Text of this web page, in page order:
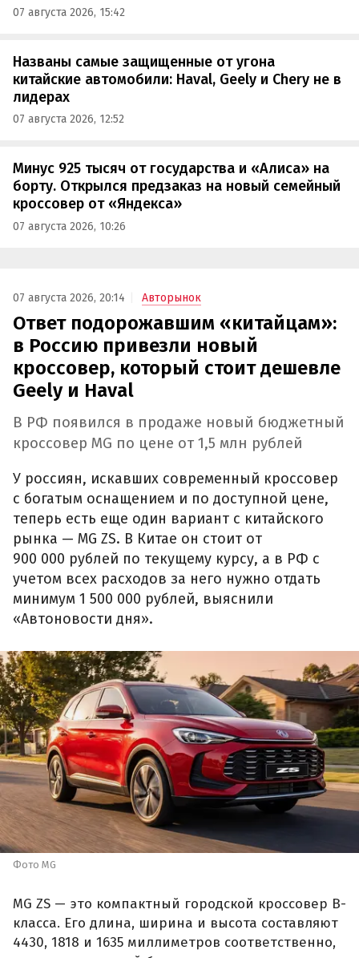
07 августа 2026, 15:42
Названы самые защищенные от угона
китайские автомобили: Haval, Geely и Chery не в
лидерах
07 августа 2026, 12:52
Минус 925 тысяч от государства и «Алиса» на
борту. Открылся предзаказ на новый семейный
кроссовер от «Яндекса»
07 августа 2026, 10:26
07 августа 2026, 20:14 Авторынок
Ответ подорожавшим «китайцам»:
в Россию привезли новый
кроссовер, который стоит дешевле
Geely и Haval
В РФ появился в продаже новый бюджетный
кроссовер MG по цене от 1,5 млн рублей
У россиян, искавших современный кроссовер
с богатым оснащением и по доступной цене,
теперь есть еще один вариант с китайского
рынка — MG ZS. В Китае он стоит от
900 000 рублей по текущему курсу, а в РФ с
учетом всех расходов за него нужно отдать
минимум 1 500 000 рублей, выяснили
«Автоновости дня».
Фото MG
MG ZS — это компактный городской кроссовер B-
класса. Его длина, ширина и высота составляют
4430, 1818 и 1635 миллиметров соответственно,